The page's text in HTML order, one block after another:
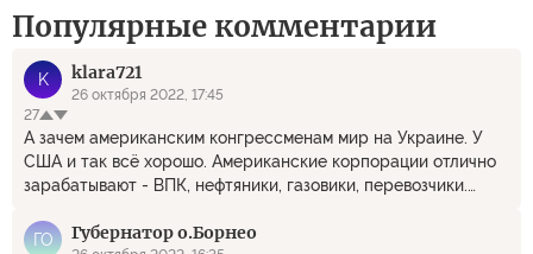
Популярные комментарии
K klara721
26 октября 2022, 17:45
27
А зачем американским конгрессменам мир на Украине. У
США и так всё хорошо. Американские корпорации отлично
зарабатывают - ВПК, нефтяники, газовики, перевозчики.
благодаря самоубийственным санкциям, лишен
ГО Губернатор о.Борнео